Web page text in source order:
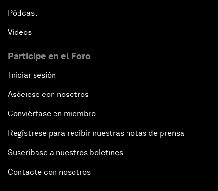
Pódcast
Vídeos
Participe en el Foro
Iniciar sesión
Asóciese con nosotros
Conviértase en miembro
Regístrese para recibir nuestras notas de prensa
Suscríbase a nuestros boletines
Contacte con nosotros